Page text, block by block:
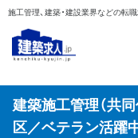
施工管理、建築・建設業界などの転
建築施工管理（共
区／ベテラン活躍